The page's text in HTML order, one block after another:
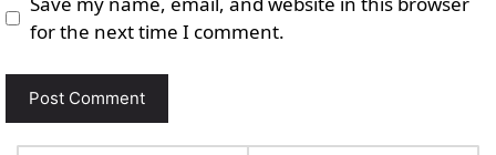
for the next time I comment.